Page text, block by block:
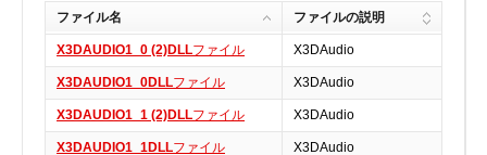
CADファイル
圧縮ファイル
データファイル
データベースファイル
開発用ファイル
ファイル名 ファイルの説明
X3DAUDIO1_0 (2)DLLファイル X3DAudio
X3DAUDIO1_0DLLファイル X3DAudio
X3DAUDIO1_1 (2)DLLファイル X3DAudio
X3DAUDIO1_1DLLファイル X3DAudio